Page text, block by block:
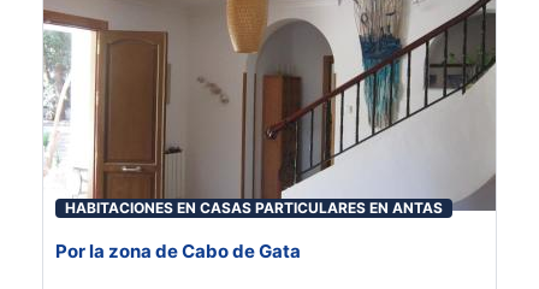
HABITACIONES EN CASAS PARTICULARES EN ANTAS
Por la zona de Cabo de Gata